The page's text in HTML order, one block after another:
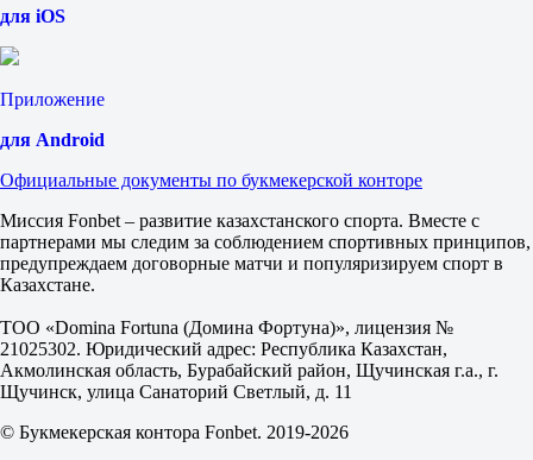
ИТ 1
Б
М
1.48
ИТ 2
М
1.30
3.25
Франция (PSPRO)
-
Сегодня в 01:33
2.30
3.40
2.85
12
для iOS
Приложение
для Android
Официальные документы по букмекерской конторе
Миссия Fonbet – развитие казахстанского спорта. Вместе с
партнерами мы следим за соблюдением спортивных принципов,
предупреждаем договорные матчи и популяризируем спорт в
Казахстане.
ТОО «Domina Fortuna (Домина Фортуна)», лицензия №
21025302. Юридический адрес: Республика Казахстан,
Акмолинская область, Бурабайский район, Щучинская г.а., г.
Щучинск, улица Санаторий Светлый, д. 11
© Букмекерская контора Fonbet. 2019-2026